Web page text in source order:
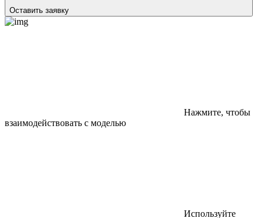
Оставить заявку
Нажмите, чтобы
взаимодействовать с моделью
Используйте